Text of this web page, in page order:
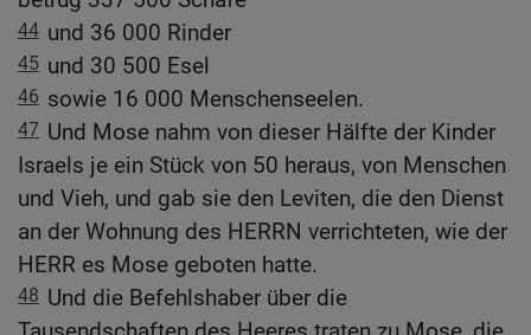
44 und 36 000 Rinder
45 und 30 500 Esel
46 sowie 16 000 Menschenseelen.
47 Und Mose nahm von dieser Hälfte der Kinder
Israels je ein Stück von 50 heraus, von Menschen
und Vieh, und gab sie den Leviten, die den Dienst
an der Wohnung des HERRN verrichteten, wie der
HERR es Mose geboten hatte.
48 Und die Befehlshaber über die